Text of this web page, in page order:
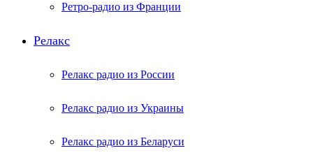
Ретро-радио из Франции
Релакс
Релакс радио из России
Релакс радио из Украины
Релакс радио из Беларуси